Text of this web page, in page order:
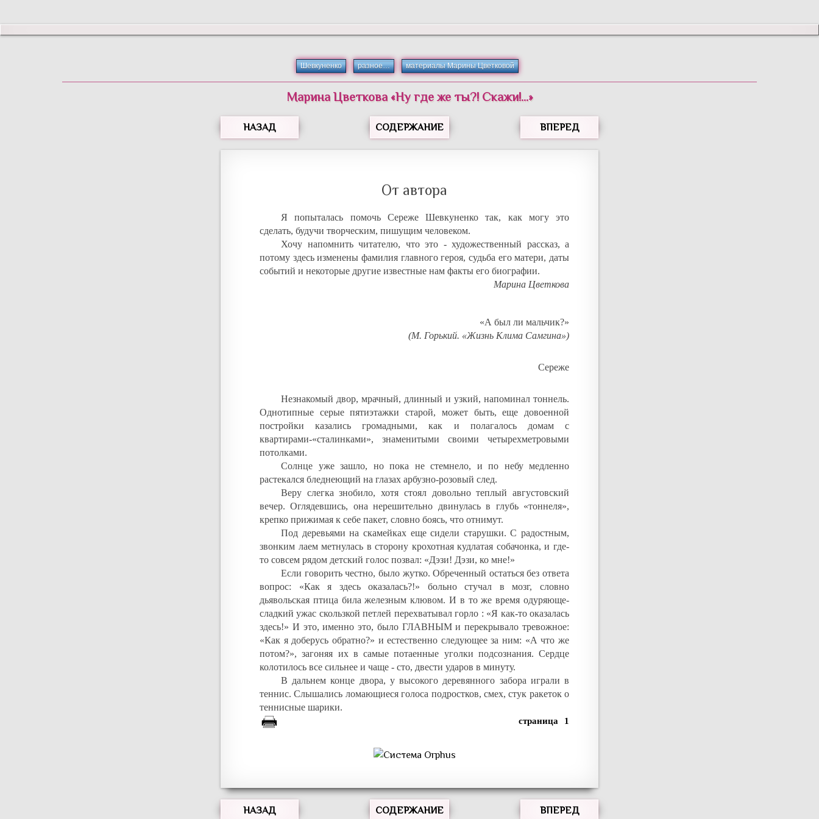
Шевкуненко разное… материалы Марины Цветковой
Марина Цветкова «Ну где же ты?! Скажи!…»
НАЗАД СОДЕРЖАНИЕ ВПЕРЕД
От автора
Я попыталась помочь Сереже Шевкуненко так, как могу это
сделать, будучи творческим, пишущим человеком.
Хочу напомнить читателю, что это - художественный рассказ, а
потому здесь изменены фамилия главного героя, судьба его матери, даты
событий и некоторые другие известные нам факты его биографии.
Марина Цветкова
«А был ли мальчик?»
(М. Горький. «Жизнь Клима Самгина»)
Сереже
Незнакомый двор, мрачный, длинный и узкий, напоминал тоннель.
Однотипные серые пятиэтажки старой, может быть, еще довоенной
постройки казались громадными, как и полагалось домам с
квартирами-«сталинками», знаменитыми своими четырехметровыми
потолками.
Солнце уже зашло, но пока не стемнело, и по небу медленно
растекался бледнеющий на глазах арбузно-розовый след.
Веру слегка знобило, хотя стоял довольно теплый августовский
вечер. Оглядевшись, она нерешительно двинулась в глубь «тоннеля»,
крепко прижимая к себе пакет, словно боясь, что отнимут.
Под деревьями на скамейках еще сидели старушки. С радостным,
звонким лаем метнулась в сторону крохотная кудлатая собачонка, и где-
то совсем рядом детский голос позвал: «Дэзи! Дэзи, ко мне!»
Если говорить честно, было жутко. Обреченный остаться без ответа
вопрос: «Как я здесь оказалась?!» больно стучал в мозг, словно
дьявольская птица била железным клювом. И в то же время одуряюще-
сладкий ужас скользкой петлей перехватывал горло : «Я как-то оказалась
здесь!» И это, именно это, было ГЛАВНЫМ и перекрывало тревожное:
«Как я доберусь обратно?» и естественно следующее за ним: «А что же
потом?», загоняя их в самые потаенные уголки подсознания. Сердце
колотилось все сильнее и чаще - сто, двести ударов в минуту.
В дальнем конце двора, у высокого деревянного забора играли в
теннис. Слышались ломающиеся голоса подростков, смех, стук ракеток о
теннисные шарики.
1
НАЗАД СОДЕРЖАНИЕ ВПЕРЕД